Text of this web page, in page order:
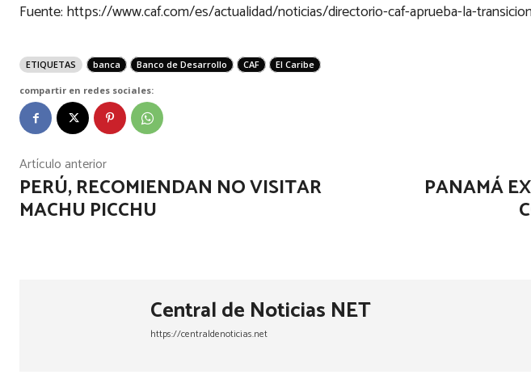
Fuente: https://www.caf.com/es/actualidad/noticias/directorio-caf-aprueba-la-
ETIQUETAS banca Banco de Desarrollo CAF El Caribe
compartir en redes sociales:
Artículo anterior
PERÚ, RECOMIENDAN NO VISITAR
MACHU PICCHU
PANAMÁ
Central de Noticias NET
https://centraldenoticias.net